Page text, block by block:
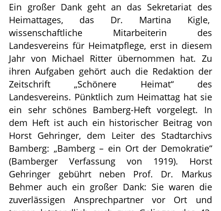
Ein großer Dank geht an das Sekretariat des
Heimattages, das Dr. Martina Kigle,
wissenschaftliche Mitarbeiterin des
Landesvereins für Heimatpflege, erst in diesem
Jahr von Michael Ritter übernommen hat. Zu
ihren Aufgaben gehört auch die Redaktion der
Zeitschrift „Schönere Heimat“ des
Landesvereins. Pünktlich zum Heimattag hat sie
ein sehr schönes Bamberg-Heft vorgelegt. In
dem Heft ist auch ein historischer Beitrag von
Horst Gehringer, dem Leiter des Stadtarchivs
Bamberg: „Bamberg – ein Ort der Demokratie“
(Bamberger Verfassung von 1919). Horst
Gehringer gebührt neben Prof. Dr. Markus
Behmer auch ein großer Dank: Sie waren die
zuverlässigen Ansprechpartner vor Ort und